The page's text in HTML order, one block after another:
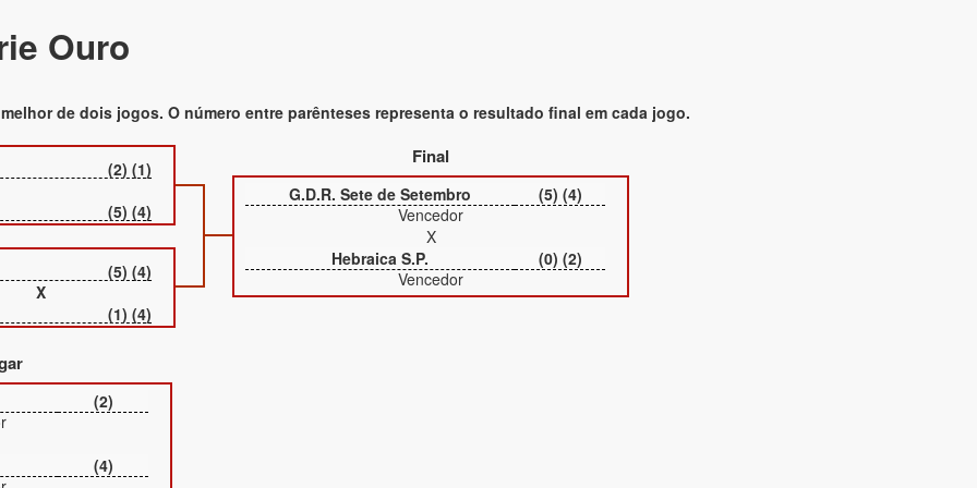
Ouro
de dois jogos. O número entre parênteses representa o resultado final em cada jogo.
(2) (1)
(5) (4)
(5) (4)
X
(1) (4)
Final
G.D.R. Sete de Setembro
(5) (4)
Vencedor
X
Hebraica S.P.
(0) (2)
Vencedor
(2)
(4)